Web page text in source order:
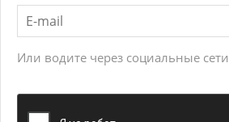
Или водите через социальные сети